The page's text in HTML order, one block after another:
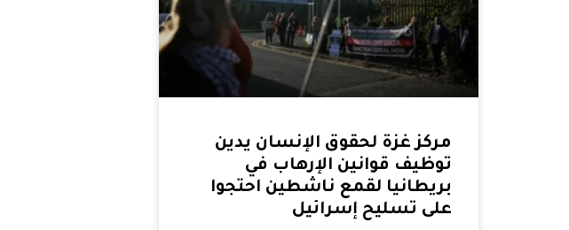
مركز غزة لحقوق الإنسان يدين
توظيف قوانين الإرهاب في
بريطانيا لقمع ناشطين احتجوا
على تسليح إسرائيل